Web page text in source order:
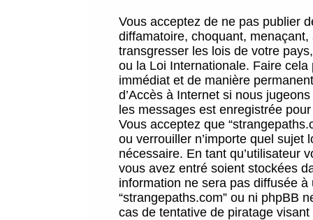
Vous acceptez de ne pas publier
diffamatoire, choquant,
transgresser les lois de votre
ou la Loi Internationale. Faire
immédiat et de manière
d’Accès à Internet si nous
les messages est enregistrée
Vous acceptez que
ou verrouiller n’importe quel sujet
nécessaire. En tant qu’utilisateur
vous avez entré soient stockées
information ne sera pas diffusée
“strangepaths.com” ou ni phpBB
cas de tentative de piratage